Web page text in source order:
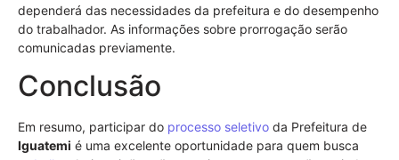
dependerá das necessidades da prefeitura e do desempenho
do trabalhador. As informações sobre prorrogação serão
comunicadas previamente.
Conclusão
Em resumo, participar do processo seletivo da Prefeitura de
Iguatemi é uma excelente oportunidade para quem busca